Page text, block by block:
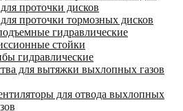
проточки дисков
проточки тормозных дисков
гидравлические
стойки
гидравлические
для вытяжки выхлопных газов
для отвода выхлопных